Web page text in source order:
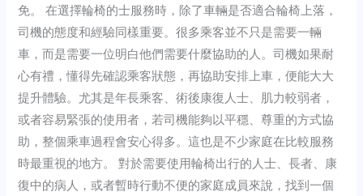
免。 在選擇輪椅的士服務時，除了車輛是否適合輪椅上落，
司機的態度和經驗同樣重要。很多乘客並不只是需要一輛
車，而是需要一位明白他們需要什麼協助的人。司機如果耐
心有禮，懂得先確認乘客狀態，再協助安排上車，便能大大
提升體驗。尤其是年長乘客、術後康復人士、肌力較弱者，
或者容易緊張的使用者，若司機能夠以平穩、尊重的方式協
助，整個乘車過程會安心得多。這也是不少家庭在比較服務
時最重視的地方。 對於需要使用輪椅出行的人士、長者、康
復中的病人，或者暫時行動不便的家庭成員來說，找到一個